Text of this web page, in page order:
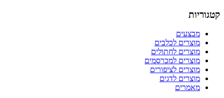
קטגוריות
מבצעים
מוצרים לכלבים
מוצרים לחתולים
מוצרים למכרסמים
מוצרים לציפורים
מוצרים לדגים
מאמרים